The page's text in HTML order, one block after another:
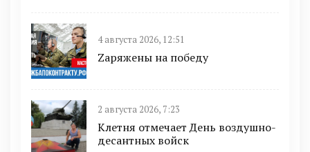
4 августа 2026, 12:51
Zаряжены на победу
2 августа 2026, 7:23
Клетня отмечает День воздушно-
десантных войск